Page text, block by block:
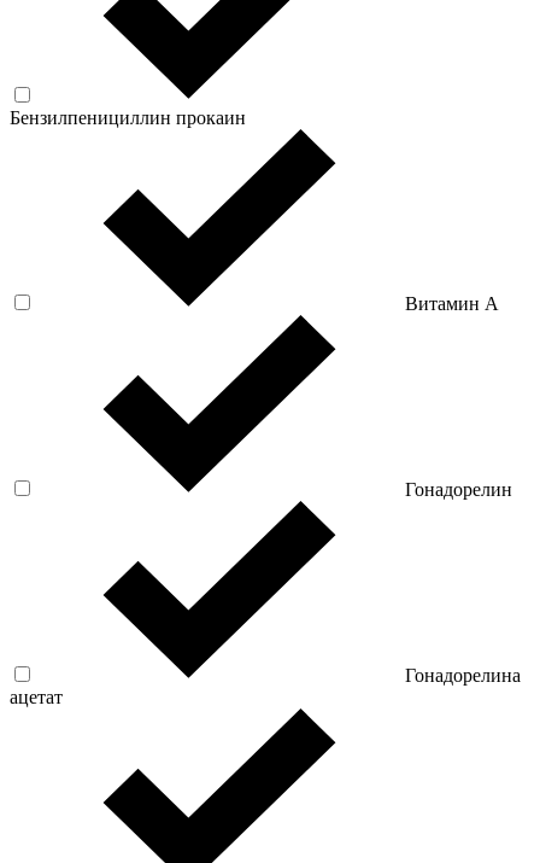
Бензилпенициллин прокаин
Витамин А
Гонадорелин
Гонадорелина
ацетат